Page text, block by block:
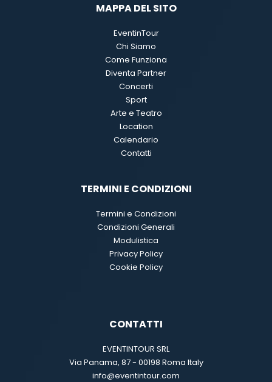
MAPPA DEL SITO
EventinTour
Chi Siamo
Come Funziona
Diventa Partner
Concerti
Sport
Arte e Teatro
Location
Calendario
Contatti
TERMINI E CONDIZIONI
Termini e Condizioni
Condizioni Generali
Modulistica
Privacy Policy
Cookie Policy
CONTATTI
EVENTINTOUR SRL
Via Panama, 87 - 00198 Roma Italy
info@eventintour.com